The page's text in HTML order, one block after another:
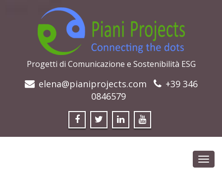
Progetti di Comunicazione e Sostenibilità ESG
elena@pianiprojects.com
+39 346
0846579